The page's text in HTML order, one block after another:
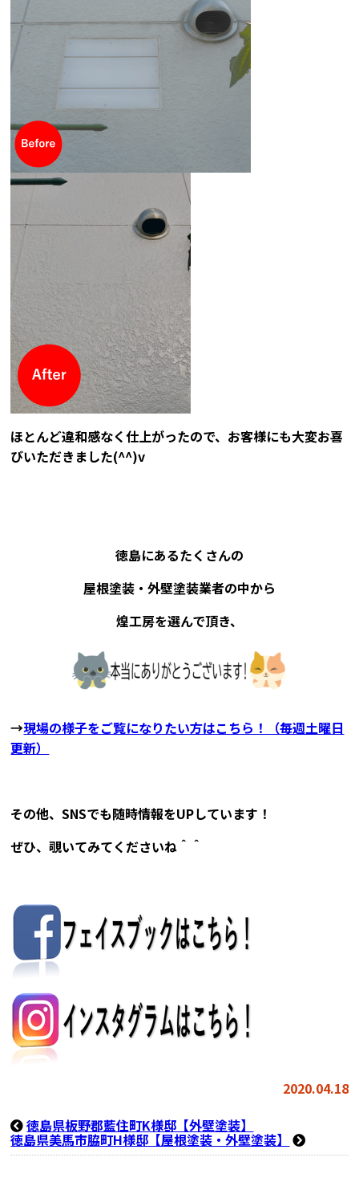
ほとんど違和感なく仕上がったので、お客様にも大変お喜
びいただきました(^^)v
徳島にあるたくさんの
屋根塗装・外壁塗装業者の中から
煌工房を選んで頂き、
→現場の様子をご覧になりたい方はこちら！（毎週土曜日
更新）
その他、SNSでも随時情報をUPしています！
ぜひ、覗いてみてくださいね＾＾
2020.04.18
徳島県板野郡藍住町K様邸【外壁塗装】
徳島県美馬市脇町H様邸【屋根塗装・外壁塗装】